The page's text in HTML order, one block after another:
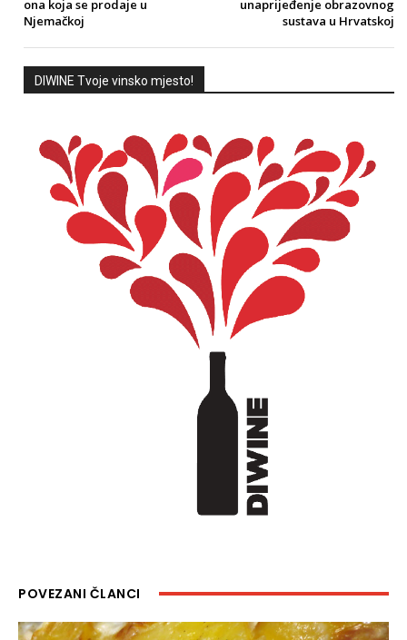
ona koja se prodaje u
Njemačkoj
unaprijeđenje obrazovnog
sustava u Hrvatskoj
DIWINE Tvoje vinsko mjesto!
POVEZANI ČLANCI